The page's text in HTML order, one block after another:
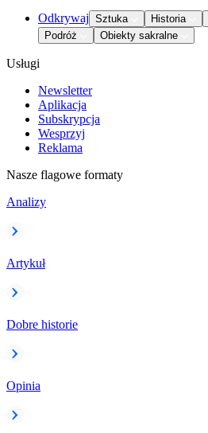
Odkrywaj Sztuka Historia
Podróż
Obiekty sakralne
Usługi
Newsletter
Aplikacja
Subskrypcja
Wesprzyj
Reklama
Nasze flagowe formaty
Analizy
Artykuł
Dobre historie
Opinia